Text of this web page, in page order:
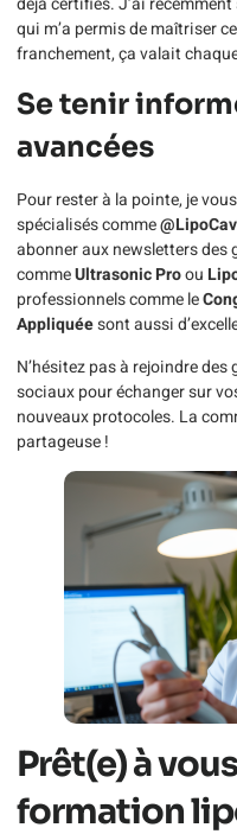
qui m’a permis de maîtriser
franchement, ça valait
Se tenir
avancées
Pour rester à la pointe, je
spécialisés comme
abonner aux newsletters des
commeUltrasonic Proou
professionnels comme le
Appliquéesont aussi
N’hésitez pas à rejoindre
sociaux pour échanger sur
nouveaux protocoles. La
partageuse !
Prêt(e) à
formation